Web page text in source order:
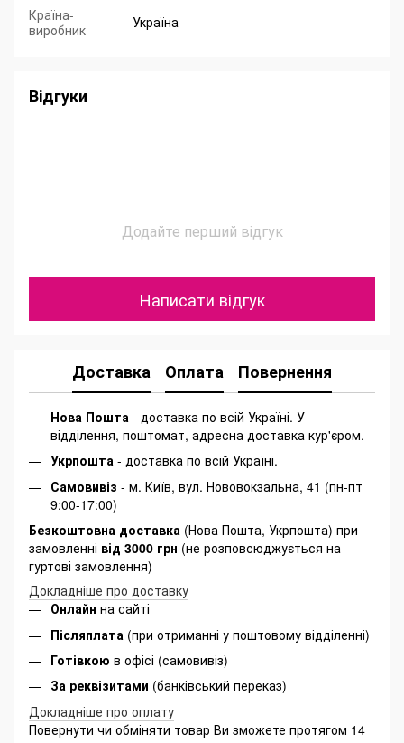
Країна-
виробник
Україна
Відгуки
Додайте перший відгук
Написати відгук
Доставка Оплата Повернення
Нова Пошта - доставка по всій Україні. У
відділення, поштомат, адресна доставка кур'єром.
Укрпошта - доставка по всій Україні.
Самовивіз - м. Київ, вул. Нововокзальна, 41 (пн-пт
9:00-17:00)
Безкоштовна доставка (Нова Пошта, Укрпошта) при
замовленні від 3000 грн (не розповсюджується на
гуртові замовлення)
Докладніше про доставку
Онлайн на сайті
Післяплата (при отриманні у поштовому відділенні)
Готівкою в офісі (самовивіз)
За реквізитами (банківський переказ)
Докладніше про оплату
Повернути чи обміняти товар Ви зможете протягом 14